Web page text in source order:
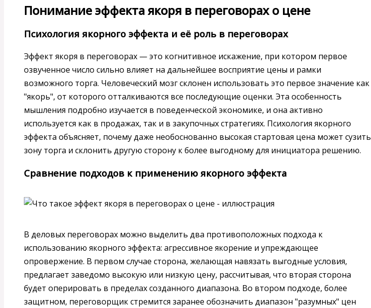
Понимание эффекта якоря в переговорах о цене
Психология якорного эффекта и её роль в переговорах
Эффект якоря в переговорах — это когнитивное искажение, при котором первое
озвученное число сильно влияет на дальнейшее восприятие цены и рамки
возможного торга. Человеческий мозг склонен использовать это первое значение как
"якорь", от которого отталкиваются все последующие оценки. Эта особенность
мышления подробно изучается в поведенческой экономике, и она активно
используется как в продажах, так и в закупочных стратегиях. Психология якорного
эффекта объясняет, почему даже необоснованно высокая стартовая цена может сузить
зону торга и склонить другую сторону к более выгодному для инициатора решению.
Сравнение подходов к применению якорного эффекта
В деловых переговорах можно выделить два противоположных подхода к
использованию якорного эффекта: агрессивное якорение и упреждающее
опровержение. В первом случае сторона, желающая навязать выгодные условия,
предлагает заведомо высокую или низкую цену, рассчитывая, что вторая сторона
будет оперировать в пределах созданного диапазона. Во втором подходе, более
защитном, переговорщик стремится заранее обозначить диапазон "разумных" цен